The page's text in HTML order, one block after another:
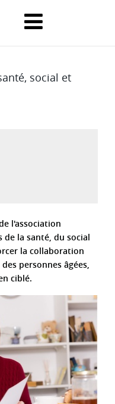
social et
l'association
de la santé, du social
la collaboration
personnes âgées,
ciblé.